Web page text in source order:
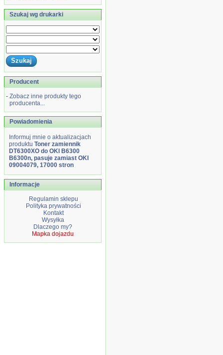
Szukaj wg drukarki
Producent
- Zobacz inne produkty tego
producenta...
Powiadomienia
Informuj mnie o aktualizacjach
produktu Toner zamiennik
DT6300XO do OKI B6300
B6300n, pasuje zamiast OKI
09004079, 17000 stron
Informacje
Regulamin sklepu
Polityka prywatności
Kontakt
Wysyłka
Dlaczego my?
Mapka dojazdu